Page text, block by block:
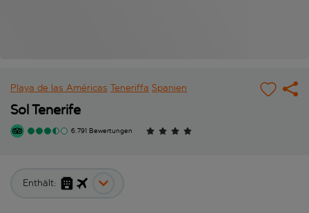
Playa de las Américas Teneriffa Spanien
Sol Tenerife
6.791 Bewertungen
Enthält: